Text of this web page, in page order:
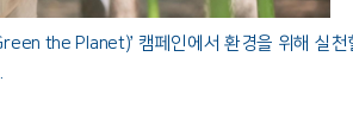
the Planet)’ 캠페인에서 환경을 위해 실천